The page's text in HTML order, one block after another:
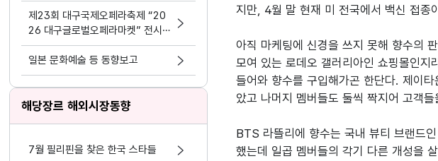
최
제23회 대구국제오페라축제 “20
26 대구글로벌오페라마켓” 전시부
스 및 레퍼토리피칭 참가 예술단체
모집 공고
일본 문화예술 등 동향보고
해당장르 해외시장동향
7월 필리핀을 찾은 한국 스타들
지만, 4월 말 현재 미 전국에서 백신 접종
아직 마케팅에 신경을 쓰지 못해 향수의
모여 있는 로데오 갤러리아인 쇼핑몰인
들어와 향수를 구입해가곤 한단다. 제이
았고 나머지 멤버들도 둘씩 짝지어 고객
BTS 라뜰리에 향수는 국내 뷰티 브랜드
했는데 일곱 멤버들의 각기 다른 개성을